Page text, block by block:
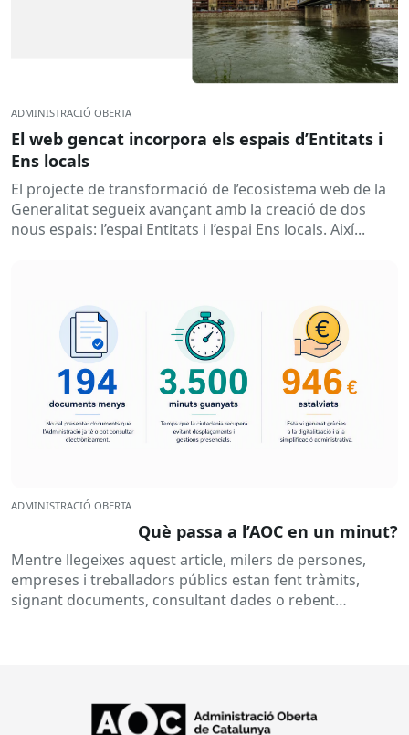
ADMINISTRACIÓ OBERTA
El web gencat incorpora els espais d’Entitats i
Ens locals
El projecte de transformació de l’ecosistema web de la
Generalitat segueix avançant amb la creació de dos
nous espais: l’espai Entitats i l’espai Ens locals. Així...
ADMINISTRACIÓ OBERTA
Què passa a l’AOC en un minut?
Mentre llegeixes aquest article, milers de persones,
empreses i treballadors públics estan fent tràmits,
signant documents, consultant dades o rebent